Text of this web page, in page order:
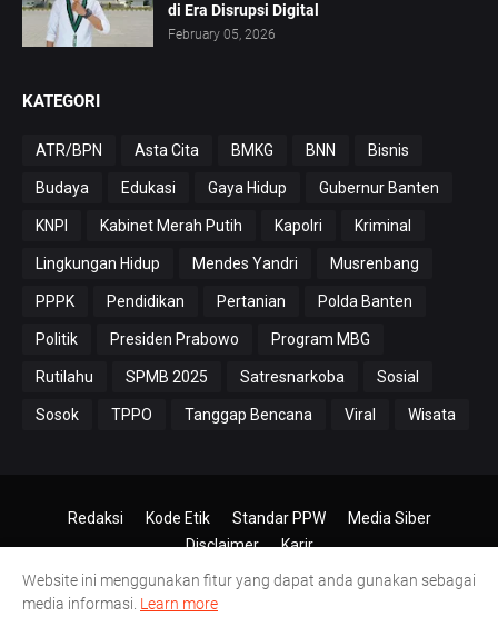
di Era Disrupsi Digital
February 05, 2026
KATEGORI
ATR/BPN Asta Cita BMKG BNN Bisnis
Budaya Edukasi Gaya Hidup Gubernur Banten
KNPI Kabinet Merah Putih Kapolri Kriminal
Lingkungan Hidup Mendes Yandri Musrenbang
PPPK Pendidikan Pertanian Polda Banten
Politik Presiden Prabowo Program MBG
Rutilahu SPMB 2025 Satresnarkoba Sosial
Sosok TPPO Tanggap Bencana Viral Wisata
© 2024-2026PT.Antero Inti Media
Redaksi Kode Etik Standar PPW
Media Siber
Disclaimer
Karir
Website ini menggunakan fitur yang dapat anda gunakan sebagai
media informasi. Learn more